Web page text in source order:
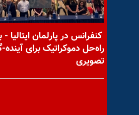
با یاد مجاهد
زینعلیان
کنفرانس در پارلمان ایتالیا
راه‌حل دموکراتیک برای
تصویری